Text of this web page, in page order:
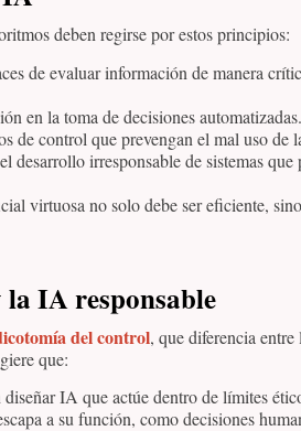
deben regirse por estos principios:
de evaluar información de manera
en la toma de decisiones automatizadas.
de control que prevengan el mal uso de
desarrollo irresponsable de sistemas que
virtuosa no solo debe ser eficiente,
IA responsable
del control, que diferencia
que:
IA que actúe dentro de límites
a su función, como decisiones